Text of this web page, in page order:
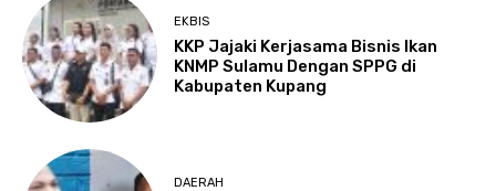
EKBIS
KKP Jajaki Kerjasama Bisnis Ikan
KNMP Sulamu Dengan SPPG di
Kabupaten Kupang
DAERAH